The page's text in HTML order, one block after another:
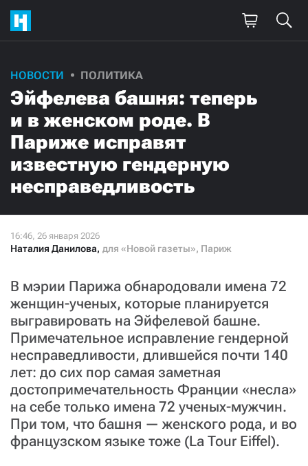
НОВОСТИ ПОЛИТИКА
Эйфелева башня: теперь
и в женском роде. В
Париже исправят
известную гендерную
несправедливость
Наталия Данилова, для «Новой газеты», Париж
В мэрии Парижа обнародовали имена 72
женщин-ученых, которые планируется
выгравировать на Эйфелевой башне.
Примечательное исправление гендерной
несправедливости, длившейся почти 140
лет: до сих пор самая заметная
достопримечательность Франции «несла»
на себе только имена 72 ученых-мужчин.
При том, что башня — женского рода, и во
французском языке тоже (La Tour Eiffel).